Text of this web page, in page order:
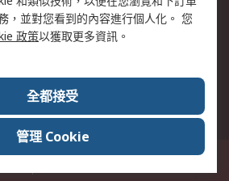
加入我們
關於RS
號 此網站的所有解釋根據英語版本© RS
，並對您看到的內容進行個人化。 您
政策以獲取更多資訊。
全都接受
管理 Cookie